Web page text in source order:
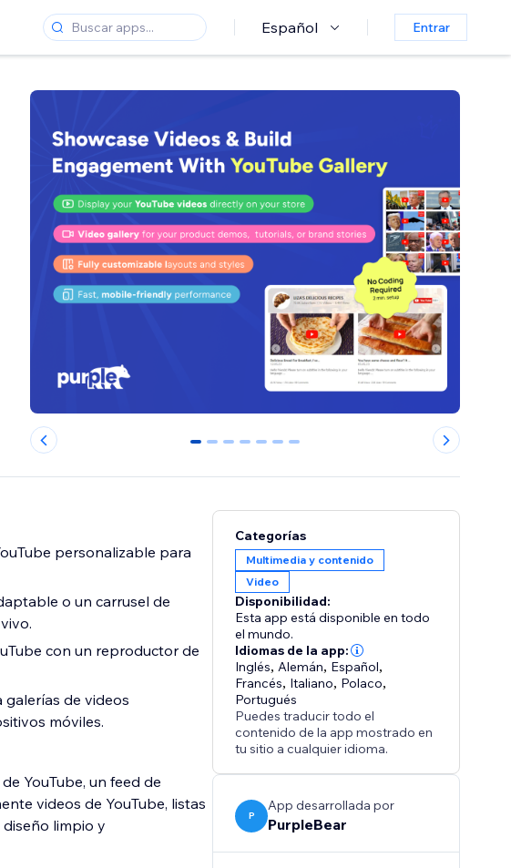
Español Entrar
0 1 2 3 4 5 6
personalizable para
o un carrusel de
con un reproductor de
de videos
móviles.
YouTube, un feed de
videos de YouTube, listas
limpio y
Categorías
Multimedia y contenido
Video
Disponibilidad:
Esta app está disponible en todo
el mundo.
Idiomas de la app:
Inglés, Alemán, Español,
Francés, Italiano, Polaco,
Portugués
Puedes traducir todo el
contenido de la app mostrado en
tu sitio a cualquier idioma.
P
App desarrollada por
PurpleBear